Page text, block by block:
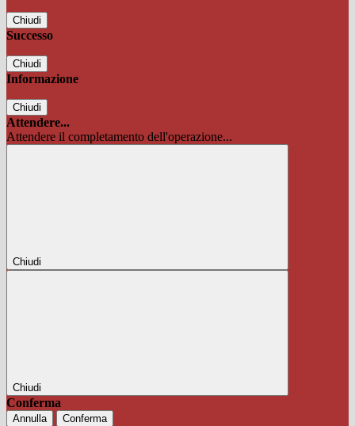
Chiudi
Successo
Chiudi
Informazione
Chiudi
Attendere...
Attendere il completamento dell'operazione...
Chiudi
Chiudi
Conferma
Annulla Conferma